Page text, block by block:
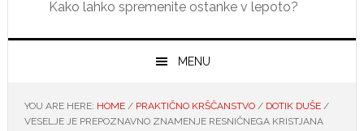
Kako lahko spremenite ostanke v lepoto?
MENU
YOU ARE HERE: HOME / PRAKTIČNO KRŠČANSTVO / DOTIK DUŠE /
VESELJE JE PREPOZNAVNO ZNAMENJE RESNIČNEGA KRISTJANA